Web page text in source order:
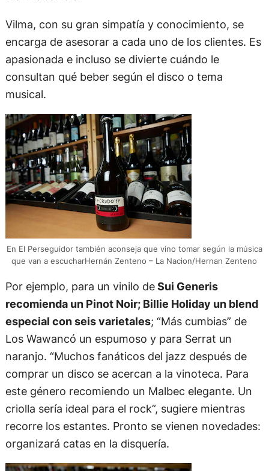
Vilma, con su gran simpatía y conocimiento, se
encarga de asesorar a cada uno de los clientes. Es
apasionada e incluso se divierte cuándo le
consultan qué beber según el disco o tema
musical.
En El Perseguidor también aconseja que vino tomar según la música
que van a escucharHernán Zenteno – La Nacion/Hernan Zenteno
Por ejemplo, para un vinilo deSui Generis
recomienda un Pinot Noir; Billie Holiday un blend
especial con seis varietales; “Más cumbias” de
Los Wawancó un espumoso y para Serrat un
naranjo. “Muchos fanáticos del jazz después de
comprar un disco se acercan a la vinoteca. Para
este género recomiendo un Malbec elegante. Un
criolla sería ideal para el rock”, sugiere mientras
recorre los estantes. Pronto se vienen novedades:
organizará catas en la disquería.